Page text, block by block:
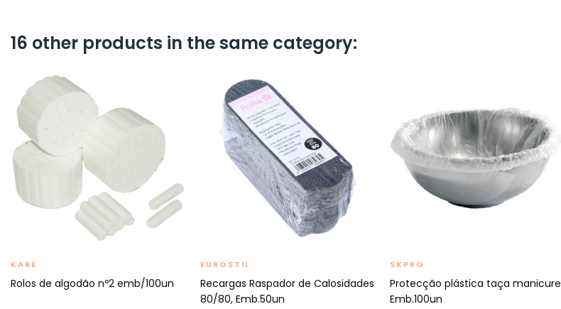
16 other products in the same category:
KARE
Rolos de algodão nº2 emb/100un
EUROSTIL
Recargas Raspador de Calosidades
80/80, Emb.50un
SKPRO
Protecção plástica taça manicure
Emb.100un